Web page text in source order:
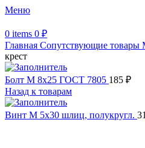
Меню
0 items 0 ₽
Главная Сопутствующие товары
крест
Болт М 8х25 ГОСТ 7805 185 ₽
Назад к товарам
Винт М 5х30 шлиц, полукругл. 31